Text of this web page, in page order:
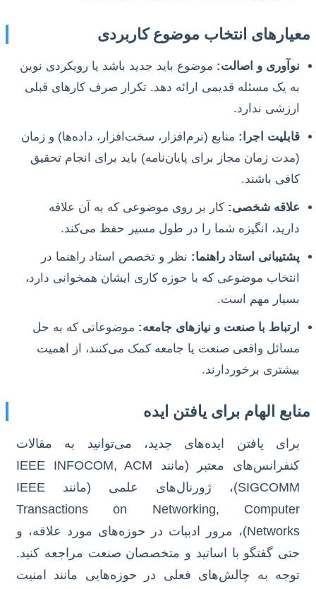
معیارهای انتخاب موضوع کاربردی
نوآوری و اصالت: موضوع باید جدید باشد یا رویکردی نوین
به یک مسئله قدیمی ارائه دهد. تکرار صرف کارهای قبلی
ارزشی ندارد.
قابلیت اجرا: منابع (نرم‌افزار، سخت‌افزار، داده‌ها) و زمان
(مدت زمان مجاز برای پایان‌نامه) باید برای انجام تحقیق
کافی باشند.
علاقه شخصی: کار بر روی موضوعی که به آن علاقه
دارید، انگیزه شما را در طول مسیر حفظ می‌کند.
پشتیبانی استاد راهنما: نظر و تخصص استاد راهنما در
انتخاب موضوعی که با حوزه کاری ایشان همخوانی دارد،
بسیار مهم است.
ارتباط با صنعت و نیازهای جامعه: موضوعاتی که به حل
مسائل واقعی صنعت یا جامعه کمک می‌کنند، از اهمیت
بیشتری برخوردارند.
منابع الهام برای یافتن ایده
برای یافتن ایده‌های جدید، می‌توانید به مقالات
کنفرانس‌های معتبر (مانند IEEE INFOCOM, ACM
SIGCOMM)، ژورنال‌های علمی (مانند IEEE
Transactions on Networking, Computer
Networks)، مرور ادبیات در حوزه‌های مورد علاقه، و
حتی گفتگو با اساتید و متخصصان صنعت مراجعه کنید.
توجه به چالش‌های فعلی در حوزه‌هایی مانند امنیت